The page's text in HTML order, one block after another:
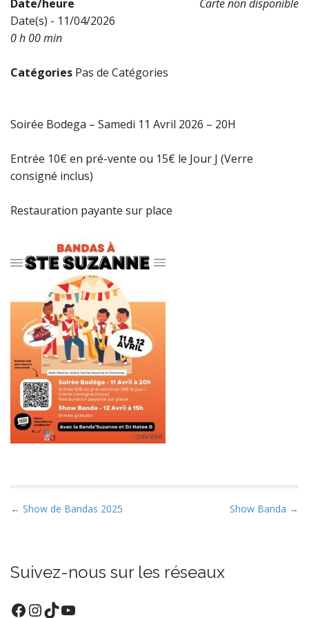
Carte non disponible
Date/heure
Date(s) - 11/04/2026
0 h 00 min
Catégories Pas de Catégories
Soirée Bodega – Samedi 11 Avril 2026 – 20H
Entrée 10€ en pré-vente ou 15€ le Jour J (Verre
consigné inclus)
Restauration payante sur place
P
t
n
a
← Show de Bandas 2025 Show Banda →
Suivez-nous sur les réseaux
Facebook
Instagram
TikTok
YouTube